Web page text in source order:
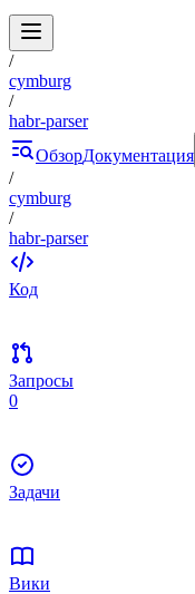
/
cymburg
/
habr-parser
ОбзорДокументация
/
cymburg
/
habr-parser
Код
Запросы
0
Задачи
Вики